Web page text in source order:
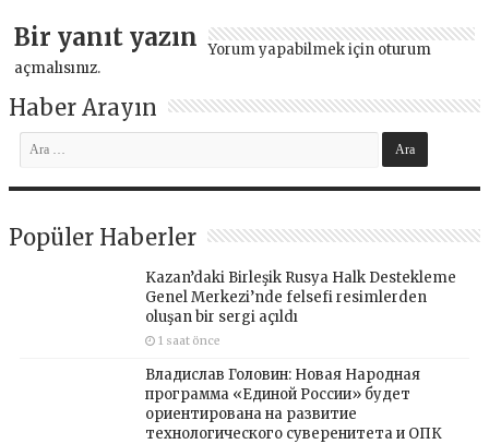
Bir yanıt yazın Yorum yapabilmek için oturum
açmalısınız.
Haber Arayın
Popüler Haberler
Kazan’daki Birleşik Rusya Halk Destekleme
Genel Merkezi’nde felsefi resimlerden
oluşan bir sergi açıldı
1 saat önce
Владислав Головин: Новая Народная
программа «Единой России» будет
ориентирована на развитие
технологического суверенитета и ОПК